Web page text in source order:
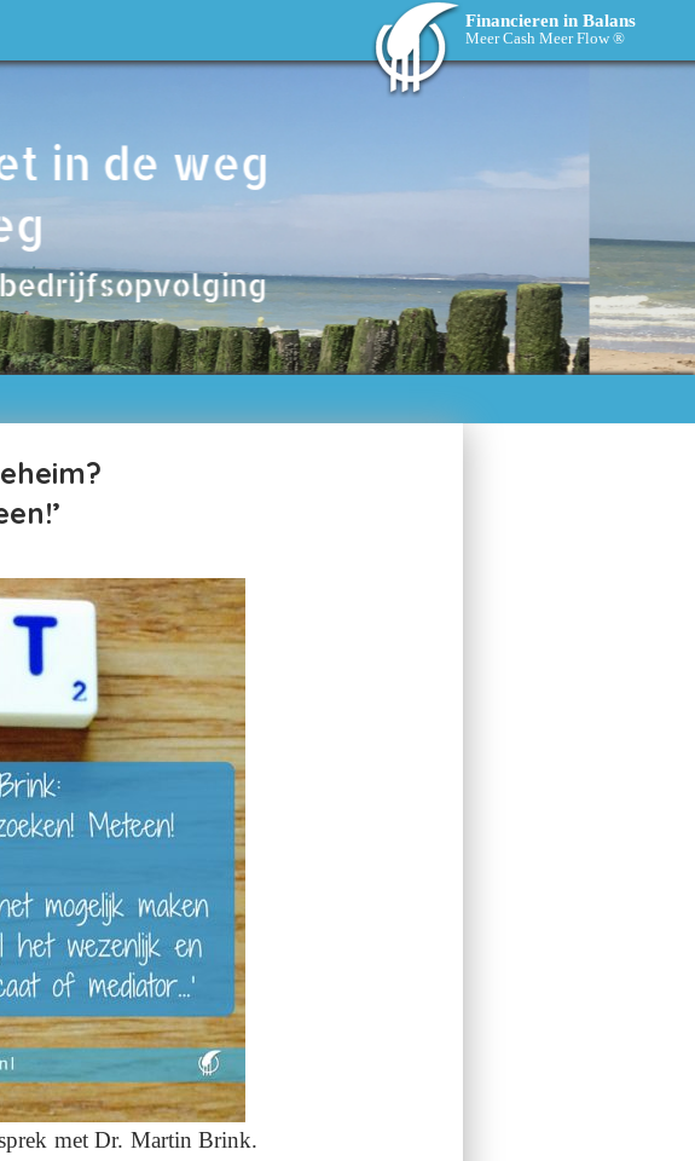
Financieren in Balans
Meer Cash Meer Flow ®
met Dr. Martin Brink.